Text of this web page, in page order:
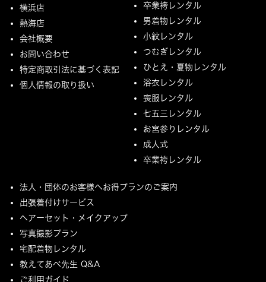
横浜店
熱海店
会社概要
お問い合わせ
特定商取引法に基づく表記
個人情報の取り扱い
卒業袴レンタル
男着物レンタル
小紋レンタル
つむぎレンタル
ひとえ・夏物レンタル
浴衣レンタル
喪服レンタル
七五三レンタル
お宮参りレンタル
成人式
卒業袴レンタル
法人・団体のお客様へお得プランのご案内
出張着付けサービス
ヘアーセット・メイクアップ
写真撮影プラン
宅配着物レンタル
教えてあべ先生 Q&A
ご利用ガイド